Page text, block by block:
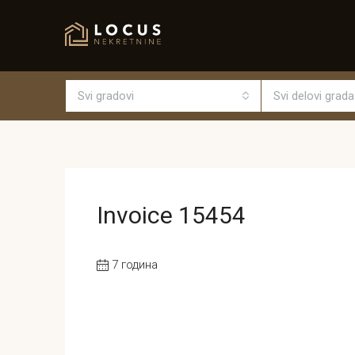
Svi gradovi Svi delovi grada
Invoice 15454
7 година